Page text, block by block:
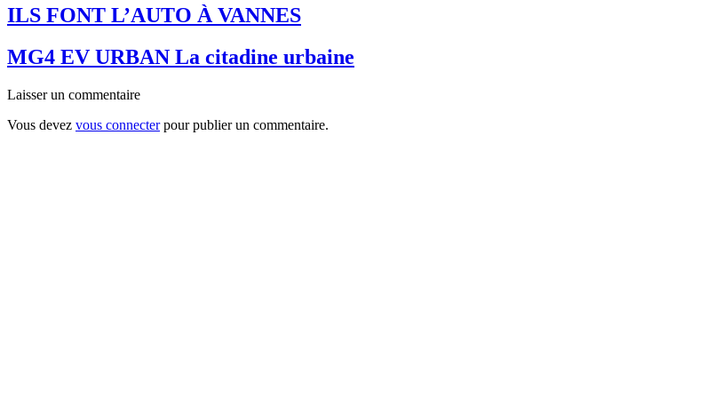
ILS FONT L’AUTO À VANNES
MG4 EV URBAN La citadine urbaine
Laisser un commentaire
Vous devez vous connecterpour publier un commentaire.